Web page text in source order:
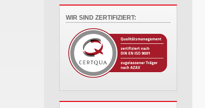
WIR SIND ZERTIFIZIERT: